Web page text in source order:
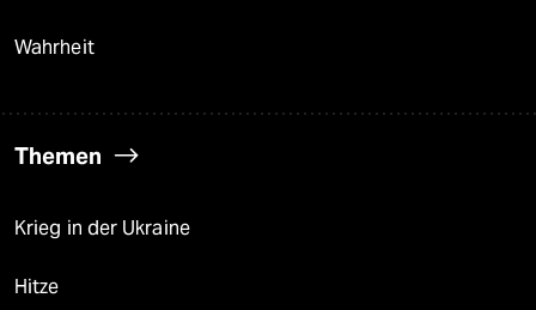
Wahrheit
Themen
Krieg in der Ukraine
Hitze